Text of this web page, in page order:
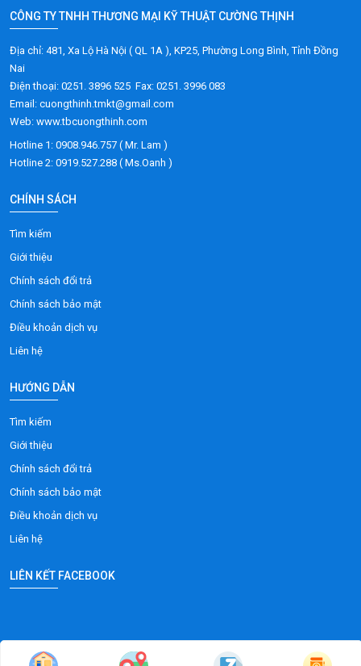
CÔNG TY TNHH THƯƠNG MẠI KỸ THUẬT CƯỜNG THỊNH
Địa chỉ: 481, Xa Lộ Hà Nội ( QL 1A ), KP25, Phường Long Bình, Tỉnh Đồng
Nai
Điện thoại: 0251. 3896 525 Fax: 0251. 3996 083
Email: cuongthinh.tmkt@gmail.com
Web: www.tbcuongthinh.com
Hotline 1: 0908.946.757 ( Mr. Lam )
Hotline 2: 0919.527.288 ( Ms.Oanh )
CHÍNH SÁCH
Tìm kiếm
Giới thiệu
Chính sách đổi trả
Chính sách bảo mật
Điều khoản dịch vụ
Liên hệ
HƯỚNG DẪN
Tìm kiếm
Giới thiệu
Chính sách đổi trả
Chính sách bảo mật
Điều khoản dịch vụ
Liên hệ
LIÊN KẾT FACEBOOK
Copyright 2025 © phuongnamvina | Design Web: Phuong Nam Vina